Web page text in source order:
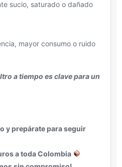
sucio, saturado o dañado
mayor consumo o ruido
a tiempo es clave para un
y prepárate para seguir
a toda Colombia